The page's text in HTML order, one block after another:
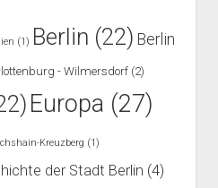
(1) Berlin (22) Berlin
- Wilmersdorf(2)
Europa (27)
Kreuzberg (1)
der Stadt Berlin (4)